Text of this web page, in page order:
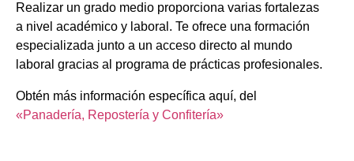
Realizar un grado medio proporciona varias fortalezas
a nivel académico y laboral. Te ofrece una formación
especializada junto a un acceso directo al mundo
laboral gracias al programa de prácticas profesionales.
Obtén más información específica aquí, del
«Panadería, Repostería y Confitería»